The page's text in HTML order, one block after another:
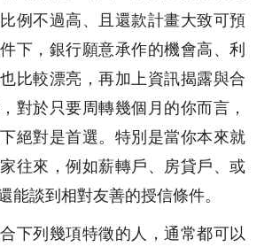
例不過高、且還款計畫大致可預
下，銀行願意承作的機會高、利
比較漂亮，再加上資訊揭露與合
對於只要周轉幾個月的你而言，
絕對是首選。特別是當你本來就
往來，例如薪轉戶、房貸戶、或
能談到相對友善的授信條件。
下列幾項特徵的人，通常都可以